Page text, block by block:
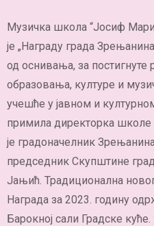
Музичка школа “Јосиф
је „Награду града
од оснивања, за постигнуте
образовања, културе и
учешће у јавном и
примила директорка школе
је градоначелник
председник Скупштине
Јањић. Традиционална
Награда за 2023. годину
Барокној сали Градске куће.